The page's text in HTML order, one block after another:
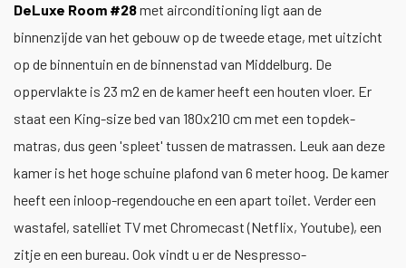
DeLuxe Room #28met airconditioning ligt aan de
binnenzijde van het gebouw op de tweede etage, met uitzicht
op de binnentuin en de binnenstad van Middelburg. De
oppervlakte is 23 m2 en de kamer heeft een houten vloer. Er
staat een King-size bed van 180x210 cm met een topdek-
matras, dus geen 'spleet' tussen de matrassen. Leuk aan deze
kamer is het hoge schuine plafond van 6 meter hoog. De kamer
heeft een inloop-regendouche en een apart toilet. Verder een
wastafel, satelliet TV met Chromecast (Netflix, Youtube), een
zitje en een bureau. Ook vindt u er de Nespresso-